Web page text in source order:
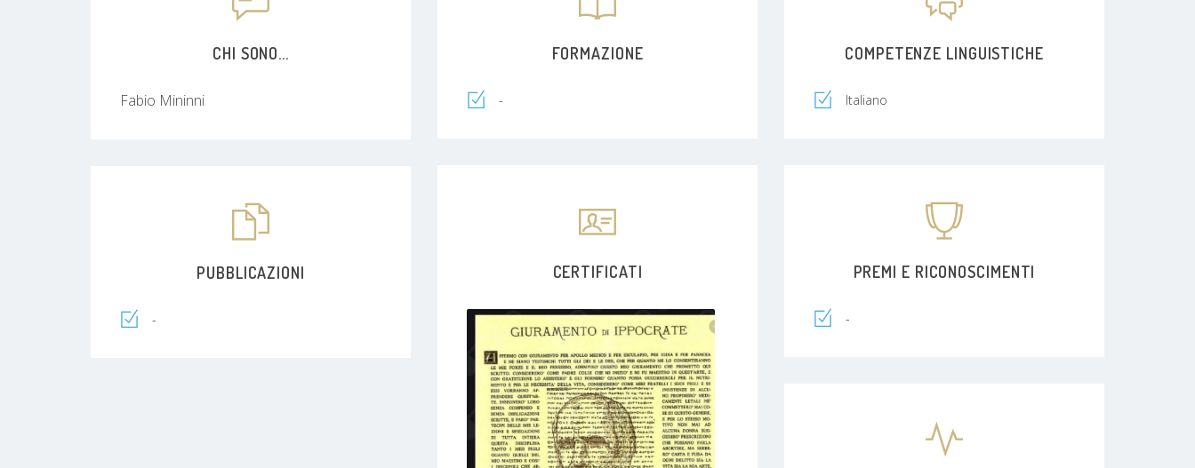
CHI SONO...
Fabio Mininni
FORMAZIONE
-
COMPETENZE LINGUISTICHE
Italiano
CERTIFICATI PREMI E RICONOSCIMENTI
-
PUBBLICAZIONI
-